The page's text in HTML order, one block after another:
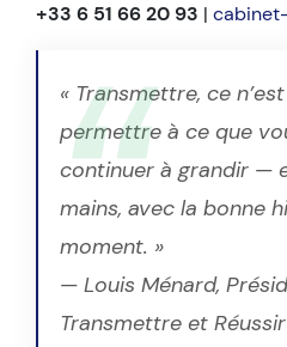
+33 6 51 66 20 93 |
« Transmettre, ce
permettre à ce que
continuer à grandir —
mains, avec la bonne
moment. »
— Louis Ménard,
Transmettre et